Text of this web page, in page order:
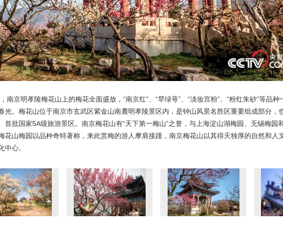
南京明孝陵梅花山上的梅花全面盛放，“南京红”、“早绿萼”、“淡妆宫粉”、“粉红朱砂”等品
光。梅花山位于南京市玄武区紫金山南麓明孝陵景区内，是钟山风景名胜区重要组成部分，
首批国家5A级旅游景区。南京梅花山有“天下第一梅山”之誉，与上海淀山湖梅园、无锡梅园
花山梅园以品种奇特著称，来此赏梅的游人摩肩接踵，南京梅花山以其得天独厚的自然和人
中心。